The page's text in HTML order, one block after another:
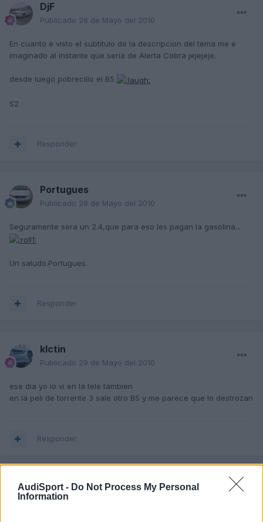
AudiSport - Do Not Process My Personal
Information
DjF
Publicado 28 de Mayo del 2010
En cuanto e visto el subtitulo de la descripcion del tema me e
imaginado al instante que seria de Alerta Cobra jejejeje.
desde luego pobrecillo el B5
S2
Responder
Portugues
Publicado 28 de Mayo del 2010
Seguramente sera un 2.4,que para eso les pagan la gasolina...
Un saludo.Portugues.
Responder
klctin
Publicado 29 de Mayo del 2010
ese dia yo lo vi en la tele tambien
en la peli de torrente 3 sale otro B5 y me parece que lo destrozan
Responder
BlueIce
Publicado